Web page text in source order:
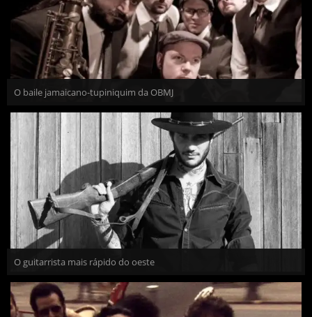
O baile jamaicano-tupiniquim da OBMJ
O guitarrista mais rápido do oeste